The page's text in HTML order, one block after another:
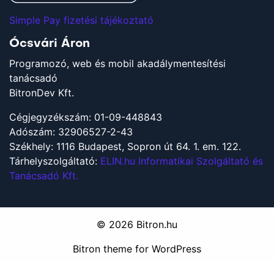
Simple Pay fizetési tájékoztató
Ócsvári Áron
Programozó, web és mobil akadálymentesítési
tanácsadó
BitronDev Kft.
Cégjegyzékszám: 01-09-448843
Adószám: 32906527-2-43
Székhely: 1116 Budapest, Sopron út 64. 1. em. 122.
Tárhelyszolgáltató: ELIN.hu Informatikai Szolgáltató és
Tanácsadó Kft.
© 2026 Bitron.hu
Bitron theme for WordPress